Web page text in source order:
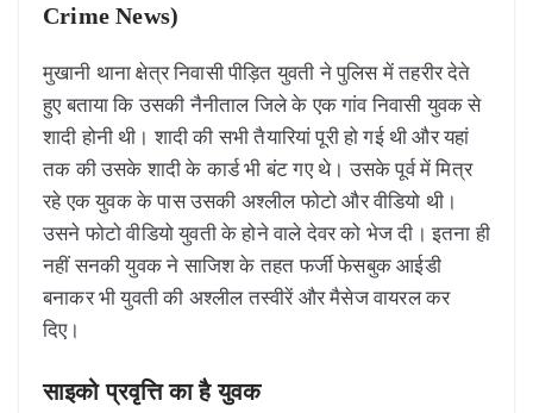
Crime News)
मुखानी थाना क्षेत्र निवासी पीड़ित युवती ने पुलिस में तहरीर देते
हुए बताया कि उसकी नैनीताल जिले के एक गांव निवासी युवक से
शादी होनी थी। शादी की सभी तैयारियां पूरी हो गई थी और यहां
तक की उसके शादी के कार्ड भी बंट गए थे। उसके पूर्व में मित्र
रहे एक युवक के पास उसकी अश्लील फोटो और वीडियो थी।
उसने फोटो वीडियो युवती के होने वाले देवर को भेज दी। इतना ही
नहीं सनकी युवक ने साजिश के तहत फर्जी फेसबुक आईडी
बनाकर भी युवती की अश्लील तस्वीरें और मैसेज वायरल कर
दिए।
साइको प्रवृत्ति का है युवक